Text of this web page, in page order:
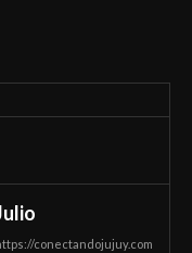
conectandojujuy.com